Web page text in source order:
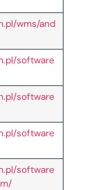
wms/and
software
software
software
software